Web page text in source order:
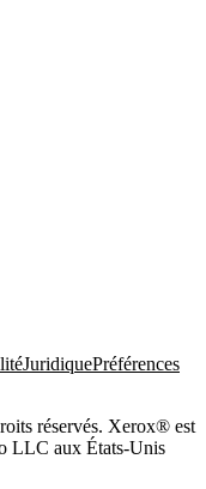
JuridiquePréférences
réservés. Xerox® est
LLC aux États-Unis